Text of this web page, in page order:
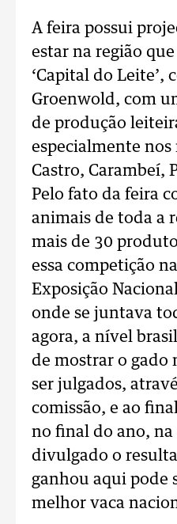
A feira possui
estar na região
‘Capital do Leite’,
Groenwold, com
de produção
especialmente
Castro, Carambeí,
Pelo fato da feira
animais de toda a
mais de 30
essa competição
Exposição
onde se juntava
agora, a nível
de mostrar o gado
ser julgados,
comissão, e ao
no final do ano, na
divulgado o
ganhou aqui pode
melhor vaca